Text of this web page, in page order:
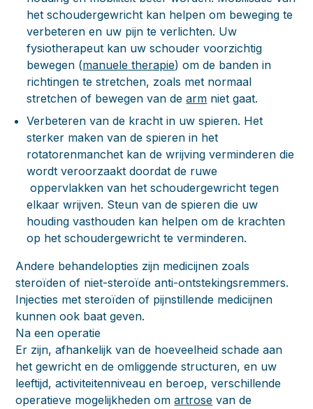
het schoudergewricht kan helpen om beweging te
verbeteren en uw pijn te verlichten. Uw
fysiotherapeut kan uw schouder voorzichtig
bewegen (manuele therapie) om de banden in
richtingen te stretchen, zoals met normaal
stretchen of bewegen van dearm niet gaat.
Verbeteren van de kracht in uw spieren. Het
sterker maken van de spieren in het
rotatorenmanchet kan de wrijving verminderen die
wordt veroorzaakt doordat de ruwe
oppervlakken van het schoudergewricht tegen
elkaar wrijven. Steun van de spieren die uw
houding vasthouden kan helpen om de krachten
op het schoudergewricht te verminderen.
Andere behandelopties zijn medicijnen zoals
steroïden of niet-steroïde anti-ontstekingsremmers.
Injecties met steroïden of pijnstillende medicijnen
kunnen ook baat geven.
Na een operatie
Er zijn, afhankelijk van de hoeveelheid schade aan
het gewricht en de omliggende structuren, en uw
leeftijd, activiteitenniveau en beroep, verschillende
operatieve mogelijkheden omartrose van de